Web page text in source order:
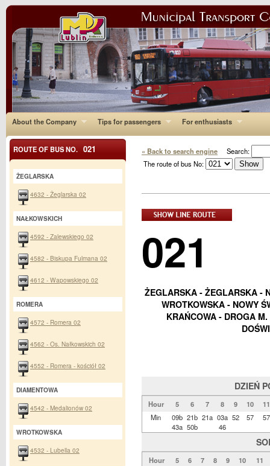
About the Company Tips for passengers For enthusiasts
« Back to search engine Search:
The route of bus No:
021
ŻEGLARSKA - ŻEGLARSKA -
WROTKOWSKA - NOWY
KRAŃCOWA - DROGA
DZIEŃ
Hour 5 6 7 8 9 10
11
Min
09b
43a
21b
50b
21a 03a
46
52 57 57
Hour 5 6 7 8 9 10
11
ROUTE OF BUS NO. 021
ŻEGLARSKA
4632 - Żeglarska 02
NAŁKOWSKICH
4592 - Zalewskiego 02
4582 - Biskupa Fulmana 02
4612 - Wapowskiego 02
ROMERA
4572 - Romera 02
4562 - Os. Nałkowskich 02
4552 - Romera - kościół 02
DIAMENTOWA
4542 - Medalionów 02
WROTKOWSKA
4532 - Lubella 02